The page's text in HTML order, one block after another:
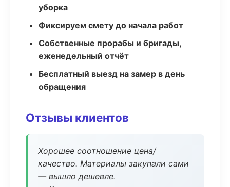
уборка
Фиксируем смету до начала работ
Собственные прорабы и бригады,
еженедельный отчёт
Бесплатный выезд на замер в день
обращения
Отзывы клиентов
Хорошее соотношение цена/
качество. Материалы закупали сами
— вышло дешевле.